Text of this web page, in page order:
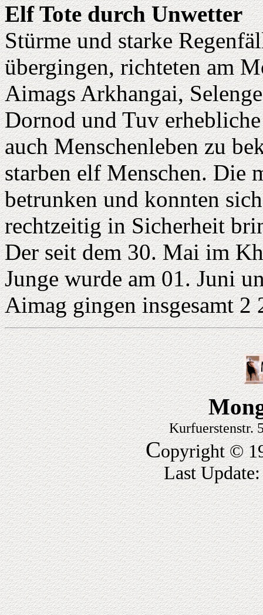
Elf Tote durch Unwetter
Stürme und starke
übergingen, richteten am
Aimags Arkhangai,
Dornod und Tuv
auch Menschenleben zu
starben elf Menschen. Die
betrunken und konnten
rechtzeitig in Sicherheit
Der seit dem 30. Mai im
Junge wurde am 01. Juni
Aimag gingen insgesamt
Kurfuerstenstr.
Copyright ©
Last